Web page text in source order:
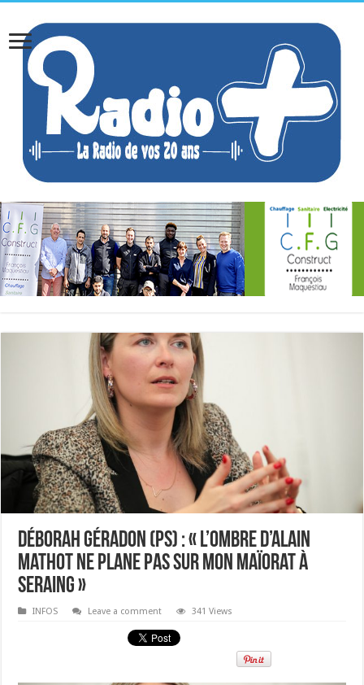
Déborah Géradon (PS) : « l’ombre d’Alain
Mathot ne plane pas sur mon maïorat à
Seraing »
INFOS Leave a comment 341 Views